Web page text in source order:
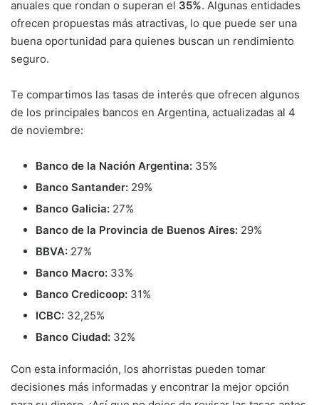
anuales que rondan o superan el 35%. Algunas entidades
ofrecen propuestas más atractivas, lo que puede ser una
buena oportunidad para quienes buscan un rendimiento
seguro.
Te compartimos las tasas de interés que ofrecen algunos
de los principales bancos en Argentina, actualizadas al 4
de noviembre:
Banco de la Nación Argentina: 35%
Banco Santander: 29%
Banco Galicia: 27%
Banco de la Provincia de Buenos Aires: 29%
BBVA: 27%
Banco Macro: 33%
Banco Credicoop: 31%
ICBC: 32,25%
Banco Ciudad: 32%
Con esta información, los ahorristas pueden tomar
decisiones más informadas y encontrar la mejor opción